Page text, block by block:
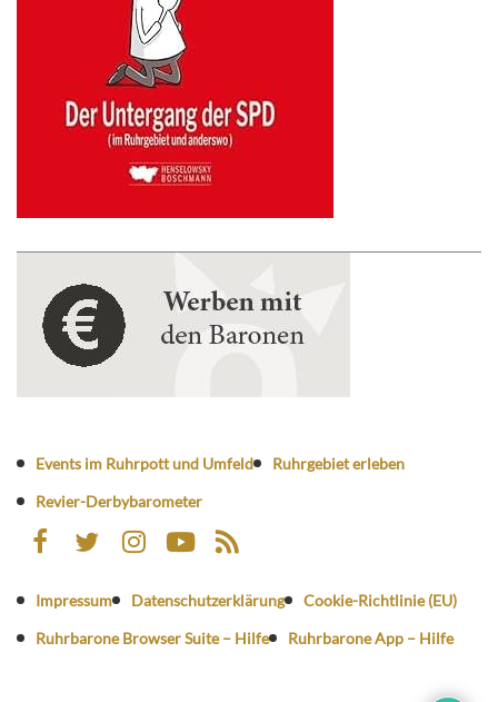
Events im Ruhrpott und Umfeld
Ruhrgebiet erleben
Revier-Derbybarometer
Impressum Datenschutzerklärung
Cookie-Richtlinie (EU)
Ruhrbarone Browser Suite – Hilfe
Ruhrbarone App – Hilfe